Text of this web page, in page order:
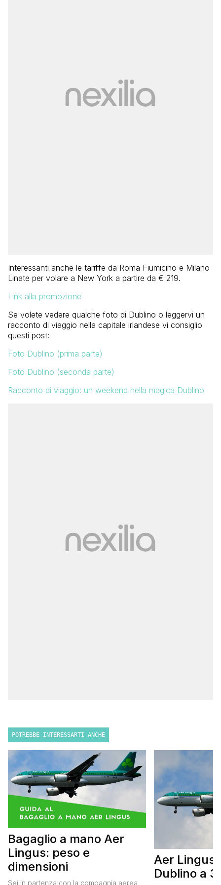
Interessanti anche le tariffe da Roma Fiumicino e Milano
Linate per volare a New York a partire da € 219.
Link alla promozione
Se volete vedere qualche foto di Dublino o leggervi un
racconto di viaggio nella capitale irlandese vi consiglio
questi post:
Foto Dublino (prima parte)
Foto Dublino (seconda parte)
Racconto di viaggio: un weekend nella magica Dublino
POTREBBE INTERESSARTI ANCHE
Bagaglio a mano Aer
Lingus: peso e
dimensioni
Sei in partenza con la compagnia aerea
Aer
Dublino a